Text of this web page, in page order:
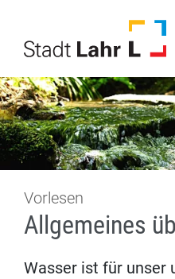
Vorlesen
Allgemeines
Wasser ist für unser